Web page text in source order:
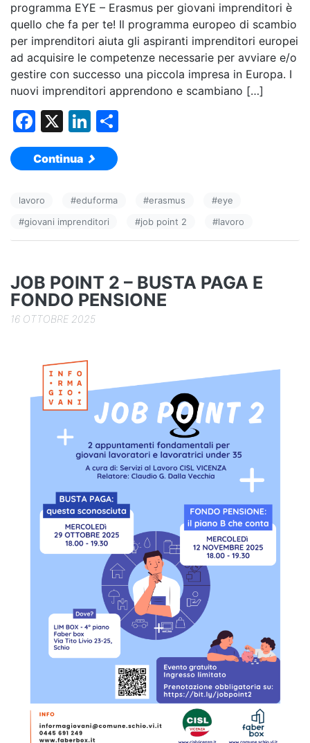
programma EYE – Erasmus per giovani imprenditori è
quello che fa per te! Il programma europeo di scambio
per imprenditori aiuta gli aspiranti imprenditori europei
ad acquisire le competenze necessarie per avviare e/o
gestire con successo una piccola impresa in Europa. I
nuovi imprenditori apprendono e scambiano […]
F
a
c
b
o
k
X
Li
n
k
dI
n
di
Continua
lavoro #eduforma #erasmus #eye
#giovani imprenditori #job point 2 #lavoro
JOB POINT 2 – BUSTA PAGA E
FONDO PENSIONE
16 OTTOBRE 2025